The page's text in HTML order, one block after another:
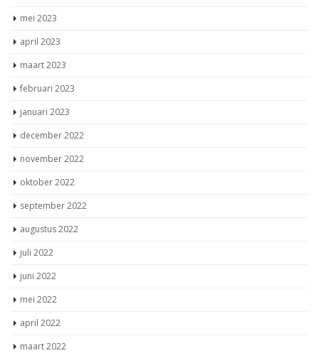
mei 2023
april 2023
maart 2023
februari 2023
januari 2023
december 2022
november 2022
oktober 2022
september 2022
augustus 2022
juli 2022
juni 2022
mei 2022
april 2022
maart 2022